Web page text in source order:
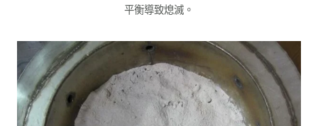
平衡導致熄滅。